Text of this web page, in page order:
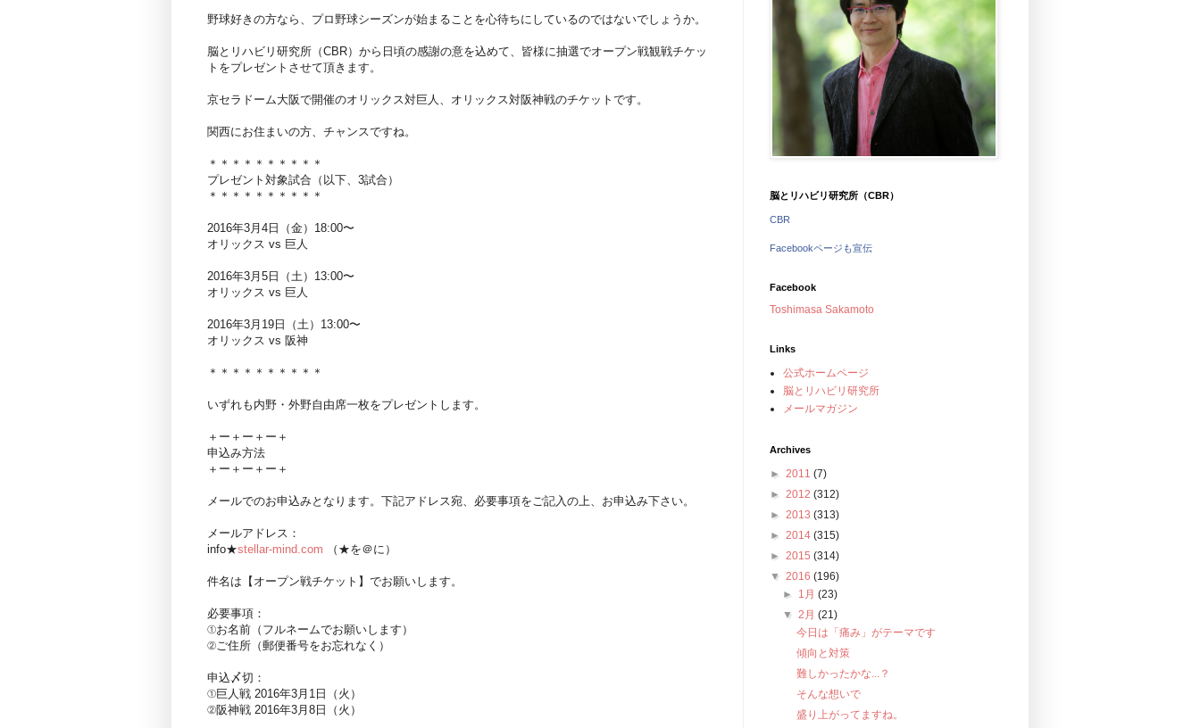
野球好きの方なら、プロ野球シーズンが始まることを心待ちにしているのではないでしょうか。
脳とリハビリ研究所（CBR）から日頃の感謝の意を込めて、皆様に抽選でオープン戦観戦チケッ
トをプレゼントさせて頂きます。
京セラドーム大阪で開催のオリックス対巨人、オリックス対阪神戦のチケットです。
関西にお住まいの方、チャンスですね。
＊＊＊＊＊＊＊＊＊＊
プレゼント対象試合（以下、3試合）
＊＊＊＊＊＊＊＊＊＊
2016年3月4日（金）18:00〜
オリックス vs 巨人
2016年3月5日（土）13:00〜
オリックス vs 巨人
2016年3月19日（土）13:00〜
オリックス vs 阪神
＊＊＊＊＊＊＊＊＊＊
いずれも内野・外野自由席一枚をプレゼントします。
＋ー＋ー＋ー＋
申込み方法
＋ー＋ー＋ー＋
メールでのお申込みとなります。下記アドレス宛、必要事項をご記入の上、お申込み下さい。
メールアドレス：
info★stellar-mind.com （★を＠に）
件名は【オープン戦チケット】でお願いします。
必要事項：
①お名前（フルネームでお願いします）
②ご住所（郵便番号をお忘れなく）
申込〆切：
①巨人戦 2016年3月1日（火）
②阪神戦 2016年3月8日（火）
脳とリハビリ研究所（CBR）
CBR
Facebookページも宣伝
Facebook
Toshimasa Sakamoto
Links
公式ホームページ
脳とリハビリ研究所
メールマガジン
Archives
► 2011 (7)
► 2012 (312)
► 2013 (313)
► 2014 (315)
► 2015 (314)
▼ 2016 (196)
► 1月(23)
▼2月(21)
今日は「痛み」がテーマです
傾向と対策
難しかったかな...？
そんな想いで
盛り上がってますね。